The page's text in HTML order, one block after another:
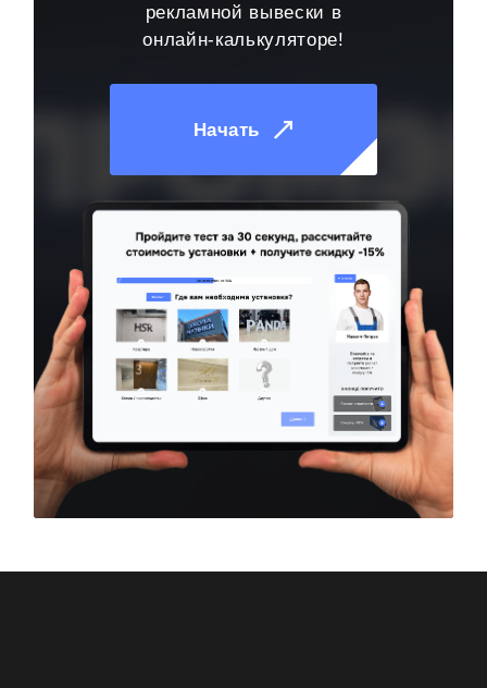
рекламной вывески в
онлайн-калькуляторе!
Начать